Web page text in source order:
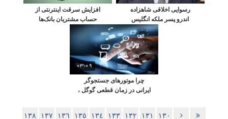
رسوایی اخلاقی شاهزاده
اندرو پسر ملکه انگلیس
افزایش سرقت اینترنتی از
حساب مشتریان بانک‌ها
03:09
چرا موتورهای جستجوگر
ایرانی در زمان قطعی گوگل ،
١٣٠ ١٣١ ١٣٢ ١٣٣ ١٣٤ ١٣٥ ١٣٦ ١٣٧ ١٣٨